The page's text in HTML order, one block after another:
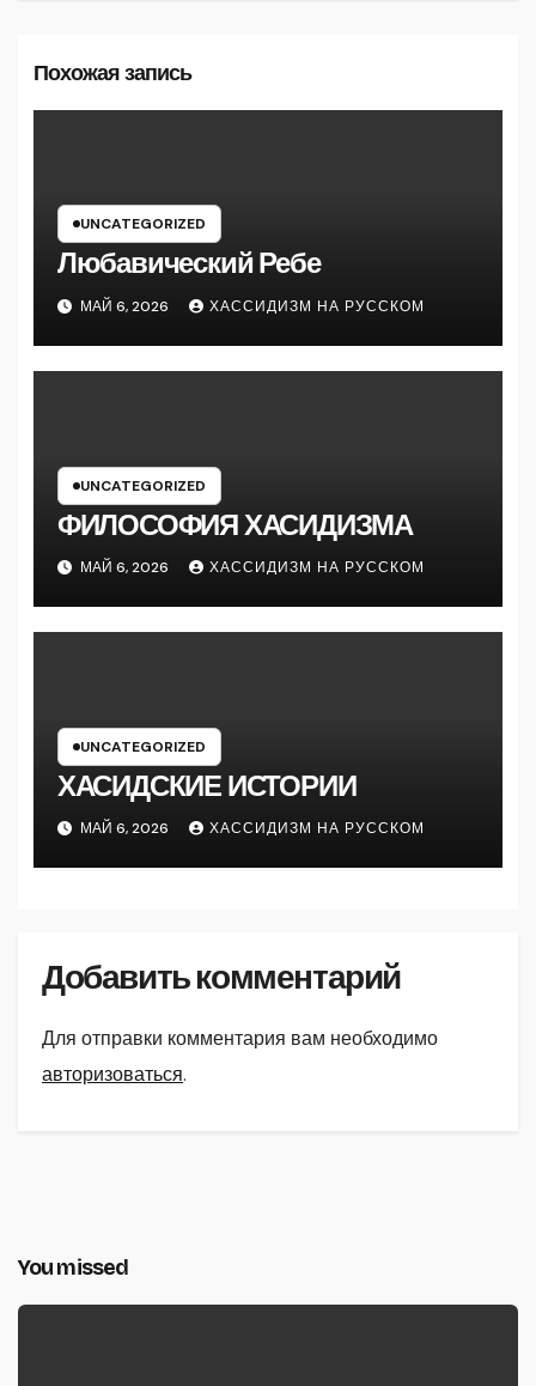
Похожая запись
UNCATEGORIZED
Любавический Ребе
МАЙ 6, 2026 ХАССИДИЗМ НА РУССКОМ
UNCATEGORIZED
ФИЛОСОФИЯ ХАСИДИЗМА
МАЙ 6, 2026 ХАССИДИЗМ НА РУССКОМ
UNCATEGORIZED
ХАСИДСКИЕ ИСТОРИИ
МАЙ 6, 2026 ХАССИДИЗМ НА РУССКОМ
Добавить комментарий
Для отправки комментария вам необходимо
авторизоваться.
You missed